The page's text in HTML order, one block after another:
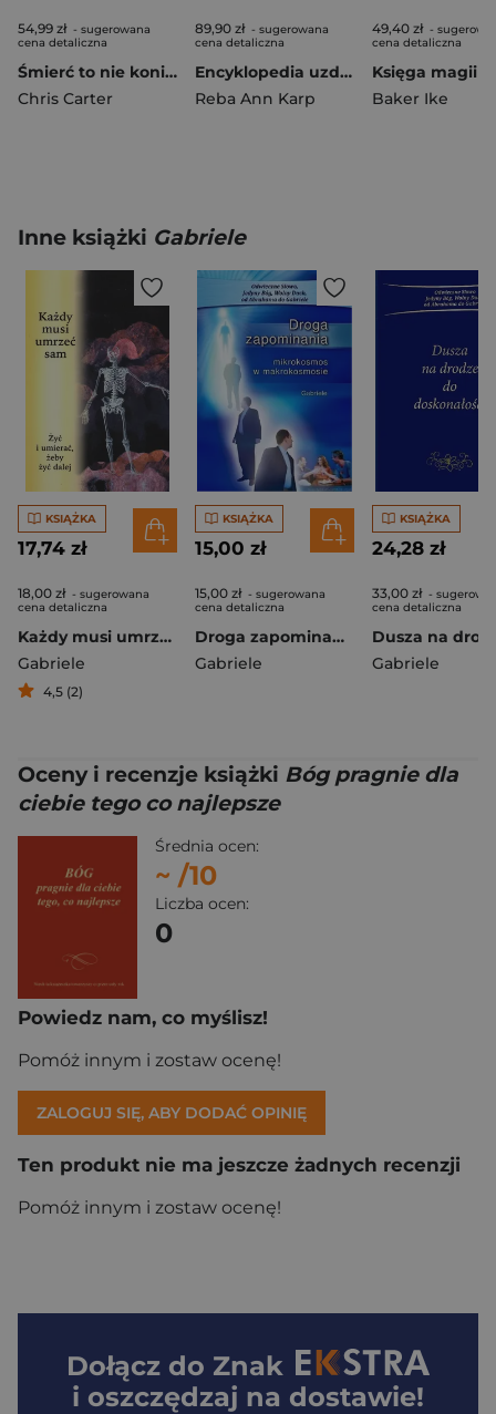
54,99 zł - sugerowana
cena detaliczna
Śmierć to nie koniec. Dowody na życie po życiu
Chris Carter
89,90 zł - sugerowana
cena detaliczna
Encyklopedia uzdrawiania Edgara Cayce'a
Reba Ann Karp
49,40 zł -
cena detaliczna
Baker Ike
Inne książki Gabriele
KSIĄŻKA
17,74 zł
18,00 zł - sugerowana
cena detaliczna
Każdy musi umrzeć sam
Gabriele
4,5 (2)
KSIĄŻKA
15,00 zł
15,00 zł - sugerowana
cena detaliczna
Droga zapominania Mikrokosmos w makrokosmosie
Gabriele
KSIĄŻKA
24,28 zł
33,00 zł -
cena detaliczna
Gabriele
Oceny i recenzje książki Bóg pragnie dla
ciebie tego co najlepsze
Średnia ocen:
~ /10
Liczba ocen:
0
Powiedz nam, co myślisz!
Pomóż innym i zostaw ocenę!
ZALOGUJ SIĘ, ABY DODAĆ OPINIĘ
Ten produkt nie ma jeszcze żadnych recenzji
Pomóż innym i zostaw ocenę!
Dołącz do Znak
i oszczędzaj na dostawie!